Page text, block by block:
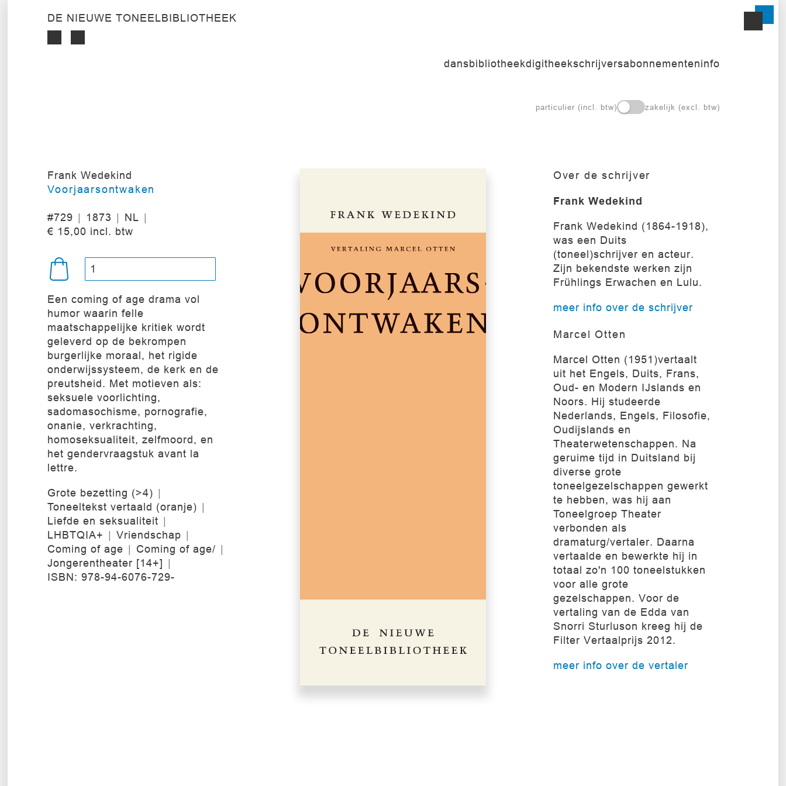
DE NIEUWE TONEELBIBLIOTHEEK
dansbibliotheekdigitheekschrijversabonnementeninfo
particulier (incl. btw) zakelijk (excl. btw)
Frank Wedekind
Voorjaarsontwaken
#729 1873
NL
€ 15,00 incl. btw
Een coming of age drama vol
humor waarin felle
maatschappelijke kritiek wordt
geleverd op de bekrompen
burgerlijke moraal, het rigide
onderwijssysteem, de kerk en de
preutsheid. Met motieven als:
seksuele voorlichting,
sadomasochisme, pornografie,
onanie, verkrachting,
homoseksualiteit, zelfmoord, en
het gendervraagstuk avant la
lettre.
Grote bezetting (>4)
Toneeltekst vertaald (oranje)
Liefde en seksualiteit
LHBTQIA+
Vriendschap
Coming of age
Coming of age/
Jongerentheater [14+]
ISBN: 978-94-6076-729-
Over de schrijver
Frank Wedekind
Frank Wedekind (1864-1918),
was een Duits
(toneel)schrijver en acteur.
Zijn bekendste werken zijn
Frühlings Erwachen en Lulu.
meer info over de schrijver
Marcel Otten
Marcel Otten (1951)vertaalt
uit het Engels, Duits, Frans,
Oud- en Modern IJslands en
Noors. Hij studeerde
Nederlands, Engels, Filosofie,
Oudijslands en
Theaterwetenschappen. Na
geruime tijd in Duitsland bij
diverse grote
toneelgezelschappen gewerkt
te hebben, was hij aan
Toneelgroep Theater
verbonden als
dramaturg/vertaler. Daarna
vertaalde en bewerkte hij in
totaal zo'n 100 toneelstukken
voor alle grote
gezelschappen. Voor de
vertaling van de Edda van
Snorri Sturluson kreeg hij de
Filter Vertaalprijs 2012.
meer info over de vertaler